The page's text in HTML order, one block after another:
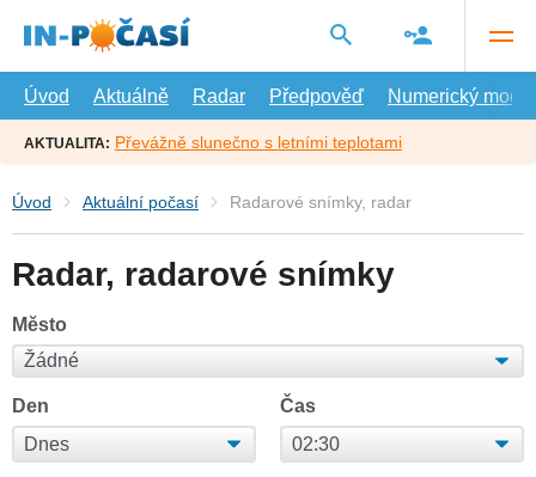
hlavní
Úvod
Aktuálně Radar Předpověď Numerický model
AKTUALITA: Převážně slunečno s letními teplotami
Úvod Aktuální počasí Radarové snímky, radar
Radar, radarové snímky
Město
Den Čas